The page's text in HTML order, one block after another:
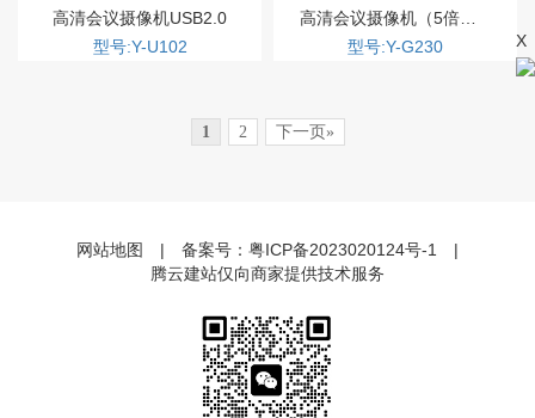
高清会议摄像机USB2.0
型号:Y-U102
高清会议摄像机（5倍、10倍、12倍、20倍、30倍多种光学变焦）
型号:Y-G230
1 2 下一页»
网站地图 | 备案号： 粤ICP备2023020124号-1
|
腾云建站仅向商家提供技术服务
X